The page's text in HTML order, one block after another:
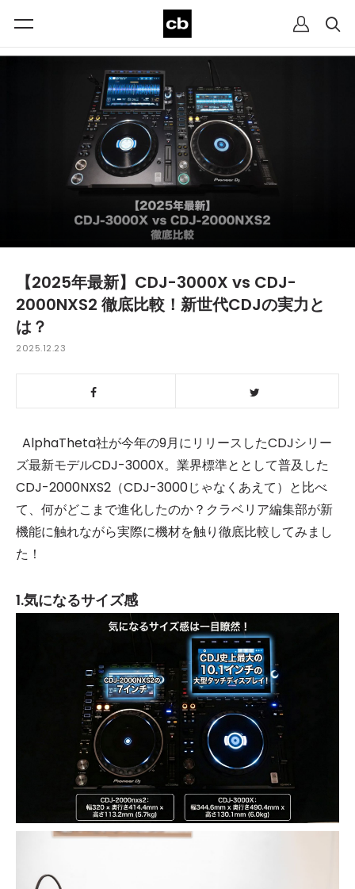
【2025年最新】CDJ-3000X vs CDJ-
2000NXS2 徹底比較！新世代CDJの実力と
は？
2025.12.23
AlphaTheta社が今年の9月にリリースしたCDJシリー
ズ最新モデルCDJ-3000X。業界標準ととして普及した
CDJ-2000NXS2（CDJ-3000じゃなくあえて）と比べ
て、何がどこまで進化したのか？クラベリア編集部が新
機能に触れながら実際に機材を触り徹底比較してみまし
た！
1.気になるサイズ感